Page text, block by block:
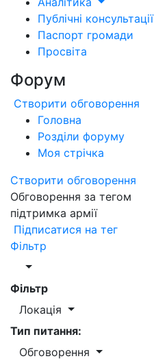
Публічні консультації
Паспорт громади
Просвіта
Форум
Створити обговорення
Головна
Розділи форуму
Моя стрічка
Створити обговорення
Обговорення за тегом
підтримка армії
Підписатися на тег
Фільтр
Фільтр
Локація
Тип питання:
Обговорення